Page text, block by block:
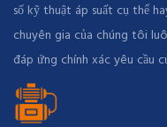
số kỹ thuật áp suất cụ thể
chuyên gia của chúng tôi
đáp ứng chính xác yêu cầu